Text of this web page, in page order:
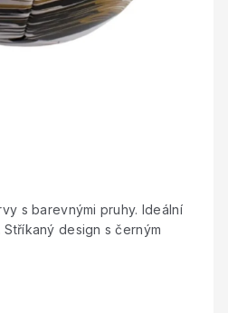
s barevnými pruhy. Ideální
design s černým